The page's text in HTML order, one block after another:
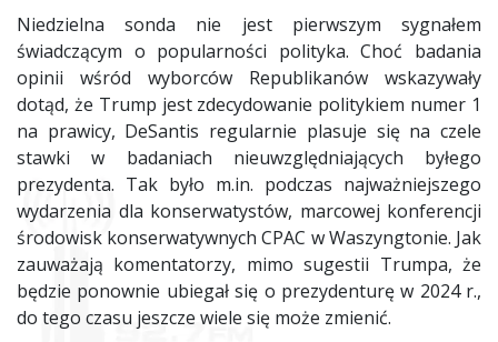
Niedzielna sonda nie jest pierwszym sygnałem
świadczącym o popularności polityka. Choć badania
opinii wśród wyborców Republikanów wskazywały
dotąd, że Trump jest zdecydowanie politykiem numer 1
na prawicy, DeSantis regularnie plasuje się na czele
stawki w badaniach nieuwzględniających byłego
prezydenta. Tak było m.in. podczas najważniejszego
wydarzenia dla konserwatystów, marcowej konferencji
środowisk konserwatywnych CPAC w Waszyngtonie. Jak
zauważają komentatorzy, mimo sugestii Trumpa, że
będzie ponownie ubiegał się o prezydenturę w 2024 r.,
do tego czasu jeszcze wiele się może zmienić.